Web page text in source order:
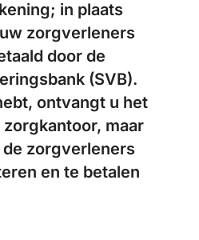
in plaats
zorgverleners
door de
(SVB).
ontvangt u het
maar
de zorgverleners
en te betalen